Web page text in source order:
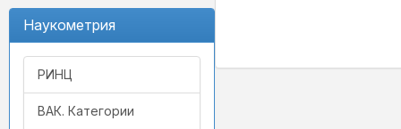
Наукометрия
РИНЦ
ВАК. Категории